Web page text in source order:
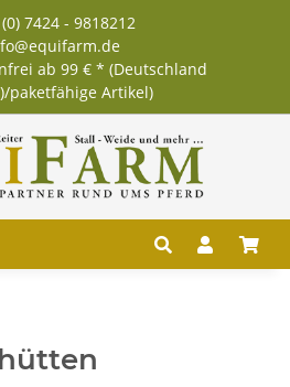
7424 - 9818212
ab 99 € * (Deutschland
paketfähige Artikel)